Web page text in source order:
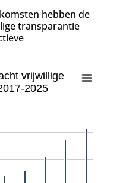
hebben de
transparantie
vrijwillige
2025